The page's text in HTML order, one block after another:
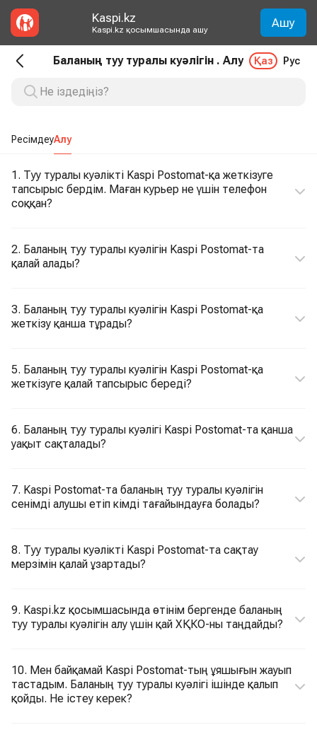
Kaspi.kz
Kaspi.kz қосымшасында ашу Ашу
Баланың туу туралы куәлігін . Алу Қаз Рус
РесімдеуАлу
1. Туу туралы куәлікті Kaspi Postomat-қа жеткізуге
тапсырыс бердім. Маған курьер не үшін телефон
соққан?
2. Баланың туу туралы куәлігін Kaspi Postomat-та
қалай алады?
3. Баланың туу туралы куәлігін Kaspi Postomat-қа
жеткізу қанша тұрады?
5. Баланың туу туралы куәлігін Kaspi Postomat-қа
жеткізуге қалай тапсырыс береді?
6. Баланың туу туралы куәлігі Kaspi Postomat-та қанша
уақыт сақталады?
7. Kaspi Postomat-та баланың туу туралы куәлігін
сенімді алушы етіп кімді тағайындауға болады?
8. Туу туралы куәлікті Kaspi Postomat-та сақтау
мерзімін қалай ұзартады?
9. Kaspi.kz қосымшасында өтінім бергенде баланың
туу туралы куәлігін алу үшін қай ХҚКО-ны таңдайды?
10. Мен байқамай Kaspi Postomat-тың ұяшығын жауып
тастадым. Баланың туу туралы куәлігі ішінде қалып
қойды. Не істеу керек?